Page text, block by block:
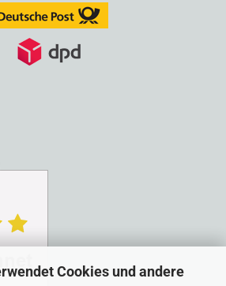
Cookies und andere